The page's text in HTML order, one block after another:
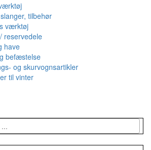
tilbehør
værktøj
reservedele
have
befæstelse
og skurvognsartikler
til vinter